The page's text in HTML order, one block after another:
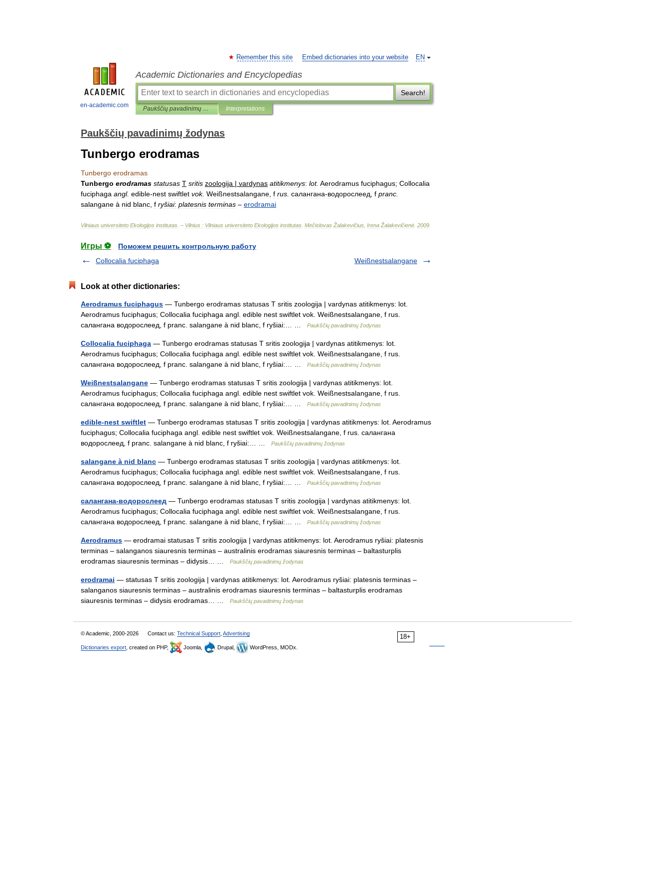
en-academic.com
EN
Remember this site Embed dictionaries into your website
Academic Dictionaries and Encyclopedias
Search!
Paukščių pavadinimų žodynas Interpretations
Paukščių pavadinimų žodynas
Tunbergo erodramas
Tunbergo erodramas
Tunbergo erodramas statusas T sritis zoologija | vardynas atitikmenys: lot. Aerodramus fuciphagus; Collocalia
fuciphaga angl. edible-nest swiftlet vok. Weißnestsalangane f rus салангана-водорослеед f pranc
salangane à nid blanc f ryšiai: platesnis terminas – erodramai
Vilniaus universiteto Ekologijos institutas . – Vilnius : Vilniaus universiteto Ekologijos institutas Mečislovas Žalakevičius Irena Žalakevičienė 2009
Игры ⚽
Поможем решить контрольную работу
Collocalia fuciphaga
Weißnestsalangane
Look at other dictionaries:
Aerodramus fuciphagus — Tunbergo erodramas statusas T sritis zoologija | vardynas atitikmenys: lot.
Aerodramus fuciphagus; Collocalia fuciphaga angl. edible nest swiftlet vok. Weißnestsalangane, f rus.
салангана водорослеед, f pranc. salangane à nid blanc, f ryšiai:… …
Paukščių pavadinimų žodynas
Collocalia fuciphaga — Tunbergo erodramas statusas T sritis zoologija | vardynas atitikmenys: lot.
Aerodramus fuciphagus; Collocalia fuciphaga angl. edible nest swiftlet vok. Weißnestsalangane, f rus.
салангана водорослеед, f pranc. salangane à nid blanc, f ryšiai:… …
Paukščių pavadinimų žodynas
Weißnestsalangane — Tunbergo erodramas statusas T sritis zoologija | vardynas atitikmenys: lot.
Aerodramus fuciphagus; Collocalia fuciphaga angl. edible nest swiftlet vok. Weißnestsalangane, f rus.
салангана водорослеед, f pranc. salangane à nid blanc, f ryšiai:… …
Paukščių pavadinimų žodynas
edible-nest swiftlet — Tunbergo erodramas statusas T sritis zoologija | vardynas atitikmenys: lot. Aerodramus
fuciphagus; Collocalia fuciphaga angl. edible nest swiftlet vok. Weißnestsalangane, f rus. салангана
водорослеед, f pranc. salangane à nid blanc, f ryšiai:… …
Paukščių pavadinimų žodynas
salangane à nid blanc — Tunbergo erodramas statusas T sritis zoologija | vardynas atitikmenys: lot.
Aerodramus fuciphagus; Collocalia fuciphaga angl. edible nest swiftlet vok. Weißnestsalangane, f rus.
салангана водорослеед, f pranc. salangane à nid blanc, f ryšiai:… …
Paukščių pavadinimų žodynas
салангана-водорослеед — Tunbergo erodramas statusas T sritis zoologija | vardynas atitikmenys: lot.
Aerodramus fuciphagus; Collocalia fuciphaga angl. edible nest swiftlet vok. Weißnestsalangane, f rus.
салангана водорослеед, f pranc. salangane à nid blanc, f ryšiai:… …
Paukščių pavadinimų žodynas
Aerodramus — erodramai statusas T sritis zoologija | vardynas atitikmenys: lot. Aerodramus ryšiai: platesnis
terminas – salanganos siauresnis terminas – australinis erodramas siauresnis terminas – baltasturplis
erodramas siauresnis terminas – didysis… …
Paukščių pavadinimų žodynas
erodramai — statusas T sritis zoologija | vardynas atitikmenys: lot. Aerodramus ryšiai: platesnis terminas –
salanganos siauresnis terminas – australinis erodramas siauresnis terminas – baltasturplis erodramas
siauresnis terminas – didysis erodramas… …
Paukščių pavadinimų žodynas
18+
© Academic, 2000-2026 Contact us: Technical Support Advertising
Dictionaries export , created on PHP, Joomla, Drupal, WordPress, MODx.